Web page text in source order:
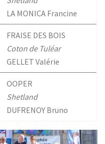
LA MONICA Francine
FRAISE DES BOIS
Coton de Tuléar
GELLET Valérie
OOPER
Shetland
DUFRENOY Bruno